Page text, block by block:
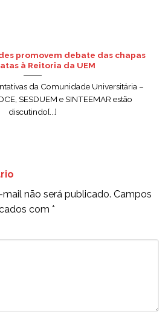
promovem debate das chapas
à Reitoria da UEM
da Comunidade Universitária –
SESDUEM e SINTEEMAR estão
discutindo[...]
não será publicado. Campos
com *